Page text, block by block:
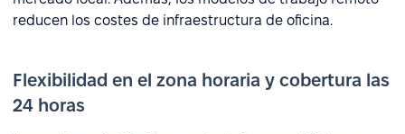
reducen los costes de infraestructura de oficina.
Flexibilidad en el zona horaria y cobertura las
24 horas